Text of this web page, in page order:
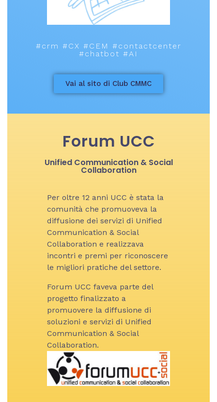
#crm #CX #CEM #contactcenter
#chatbot #AI
Vai al sito di Club CMMC
Forum UCC
Unified Communication & Social
Collaboration
Per oltre 12 anni UCC è stata la
comunità che promuoveva la
diffusione dei servizi di Unified
Communication & Social
Collaboration e realizzava
incontri e premi per riconoscere
le migliori pratiche del settore.
Forum UCC faveva parte del
progetto finalizzato a
promuovere la diffusione di
soluzioni e servizi di Unified
Communication & Social
Collaboration.